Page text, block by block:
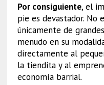
Por consiguiente, el
pie es devastador. No
únicamente de
menudo en su
directamente al
la tiendita y al
economía barrial.